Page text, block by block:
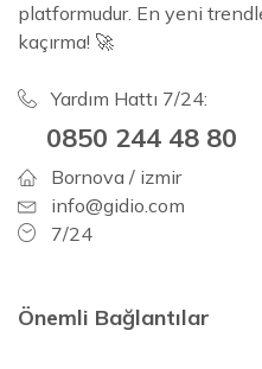
platformudur. En yeni
kaçırma! 🚀
Yardım Hattı 7/24:
0850 244 48 80
Bornova / izmir
info@gidio.com
7/24
Önemli Bağlantılar